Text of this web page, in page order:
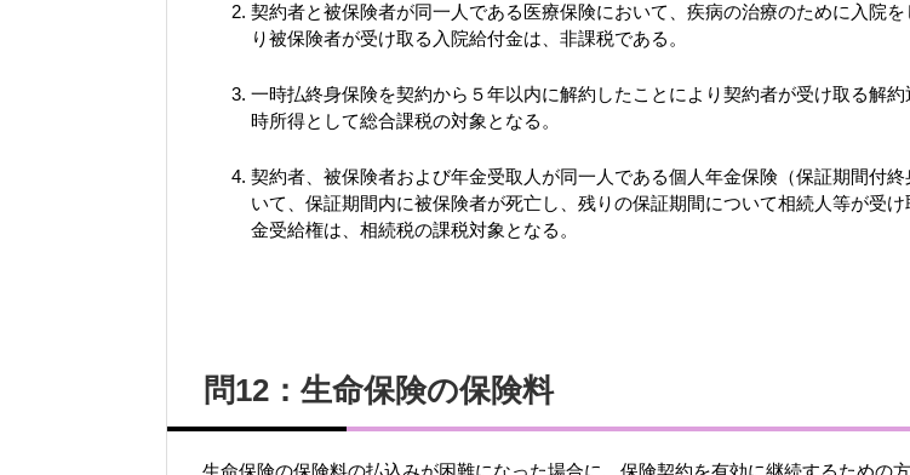
契約者と被保険者が同一人である医療保険において、疾病の治療のために入院を
り被保険者が受け取る入院給付金は、非課税である。
一時払終身保険を契約から５年以内に解約したことにより契約者が受け取る解約
時所得として総合課税の対象となる。
契約者、被保険者および年金受取人が同一人である個人年金保険（保証期間付終
いて、保証期間内に被保険者が死亡し、残りの保証期間について相続人等が受
金受給権は、相続税の課税対象となる。
問12：生命保険の保険料
生命保険の保険料の払込みが困難になった場合に、保険契約を有効に継続するための